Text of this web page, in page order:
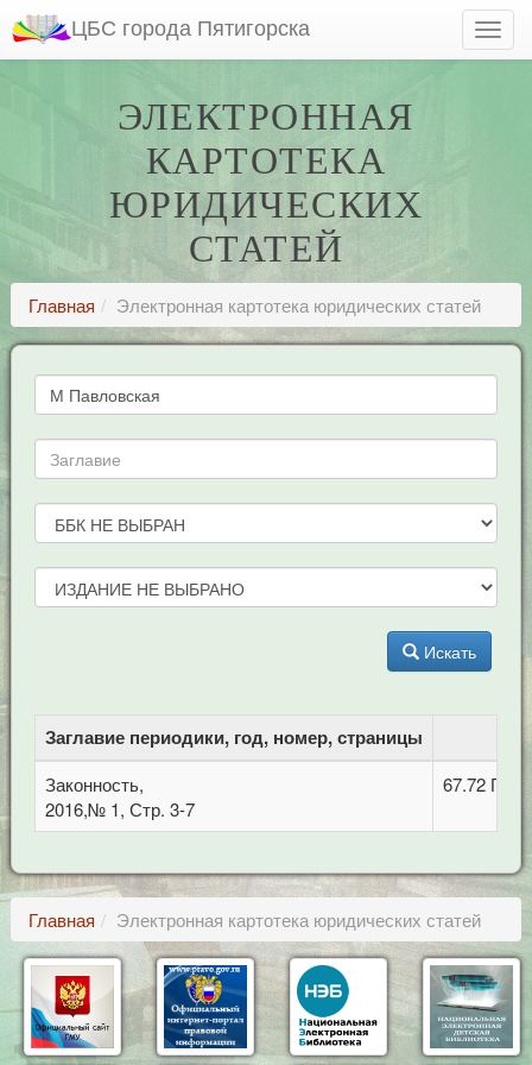
ЦБС города Пятигорска
ЭЛЕКТРОННАЯ
КАРТОТЕКА
ЮРИДИЧЕСКИХ
СТАТЕЙ
Главная Электронная картотека юридических статей
Искать
Заглавие периодики, год, номер, страницы
Законность,
2016,№ 1, Стр. 3-7
67.72
Главная Электронная картотека юридических статей